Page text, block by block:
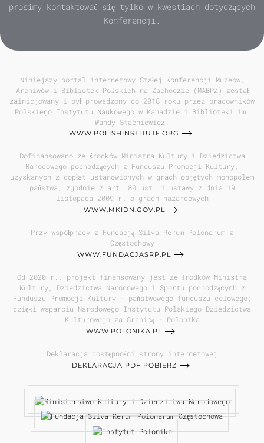
prosimy kontaktować się tylko w kwestiach dotyczących
Konferencji.
Niniejszy portal internetowy Stałej Konferencji Muzeów,
Archiwów i Bibliotek Polskich na Zachodzie (MABPZ) został
zainicjowany i był prowadzony do 2018 roku przez pracowników
Polskiego Instytutu Naukowego w Kanadzie i Biblioteki im.
Wandy Stachiewicz.
WWW.POLISHINSTITUTE.ORG
Dofinansowano ze środków Ministra Kultury i Dziedzictwa
Narodowego pochodzących z Funduszu Promocji Kultury,
uzyskanych z dopłat ustanowionych w grach objętych monopolem
państwa, zgodnie z art. 80 ust. 1 ustawy z dnia 19
listopada 2009 r. o grach hazardowych
WWW.MKIDN.GOV.PL
Przy współpracy z Fundacją Silva Rerum Polonarum z
Częstochowy
WWW.FUNDACJASRP.PL
Od 2020 r., projekt finansowany jest ze środków Ministra
Kultury, Dziedzictwa Narodowego i Sportu pochodzących z
Funduszu Promocji Kultury - państwowego funduszu celowego;
dzięki wsparciu Narodowego Instytutu Polskiego Dziedzictwa
Kulturowego za Granicą - Polonika
WWW.POLONIKA.PL
Deklaracja dostępności strony internetowej
DEKLARACJA PDF POBIERZ